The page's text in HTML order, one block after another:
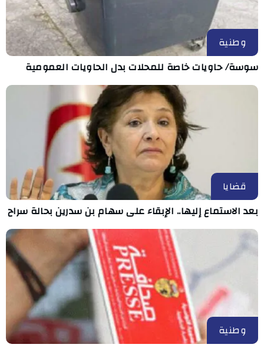
وطنية
سوسة/ حاويات خاصة للمحلات بدل الحاويات العمومية
قضايا
بعد الاستماع إليها.. الإبقاء على سهام بن سدرين بحالة سراح
وطنية